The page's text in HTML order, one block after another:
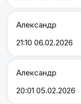
Александр
21:10 06.02.2026
Александр
20:01 05.02.2026